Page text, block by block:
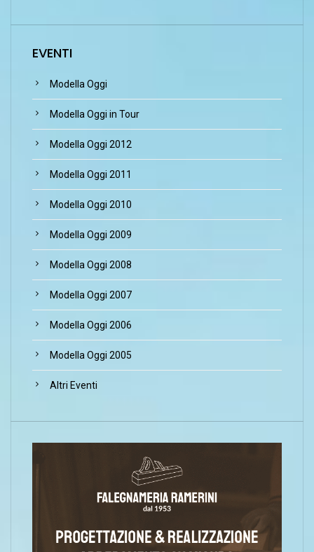
EVENTI
Modella Oggi
Modella Oggi in Tour
Modella Oggi 2012
Modella Oggi 2011
Modella Oggi 2010
Modella Oggi 2009
Modella Oggi 2008
Modella Oggi 2007
Modella Oggi 2006
Modella Oggi 2005
Altri Eventi